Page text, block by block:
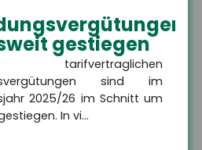
gestiegen
sind im
2025/26 im Schnitt um
In vi...
Sie da